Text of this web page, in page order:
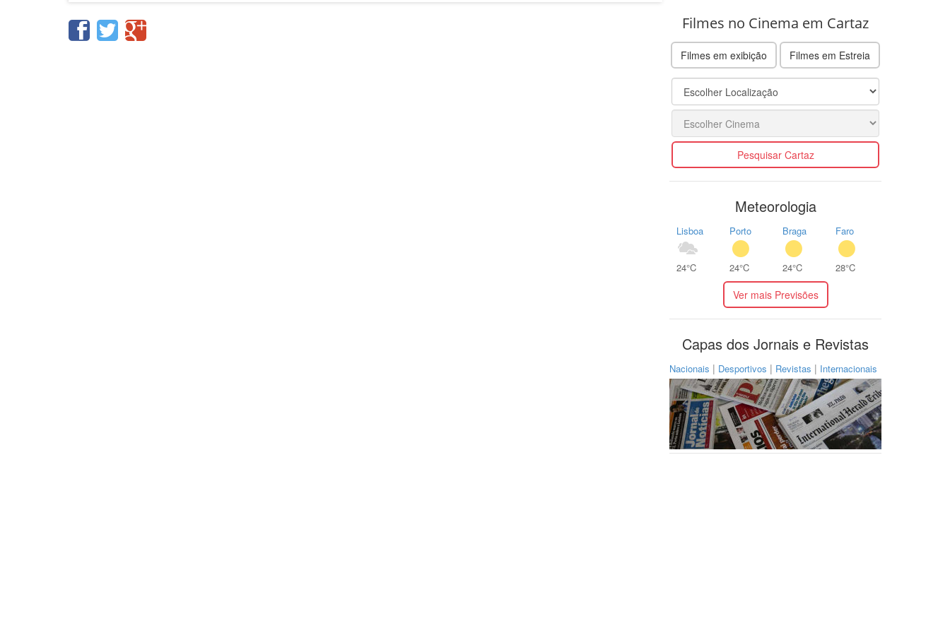
Filmes no Cinema em Cartaz
Filmes em exibição Filmes em Estreia
Pesquisar Cartaz
Meteorologia
Lisboa
24°C
Porto
24°C
Braga
24°C
Faro
28°C
Ver mais Previsões
Capas dos Jornais e Revistas
Nacionais | Desportivos | Revistas | Internacionais